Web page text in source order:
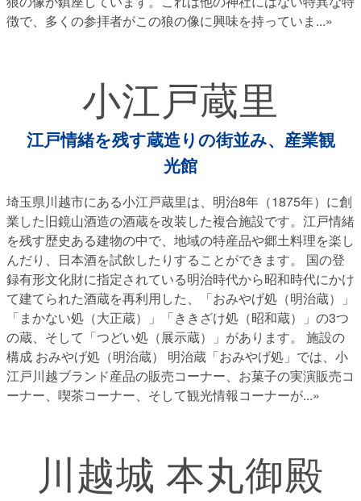
徴で、多くの参拝者がこの狼の像に興味を持っていま ...»
小江戸蔵里
江戸情緒を残す蔵造りの街並み、産業観
光館
埼玉県川越市にある小江戸蔵里は、明治8年（1875年）に創
業した旧鏡山酒造の酒蔵を改装した複合施設です。江戸情緒
を残す歴史ある建物の中で、地域の特産品や郷土料理を楽し
んだり、日本酒を試飲したりすることができます。 国の登
録有形文化財に指定されている明治時代から昭和時代にかけ
て建てられた酒蔵を再利用した、「おみやげ処（明治蔵）」
「まかない処（大正蔵）」「ききざけ処（昭和蔵）」の3つ
の蔵、そして「つどい処（展示蔵）」があります。 施設の
構成 おみやげ処（明治蔵） 明治蔵「おみやげ処」では、小
江戸川越ブランド産品の販売コーナー、お菓子の実演販売コ
ーナー、喫茶コーナー、そして観光情報コーナーが...»
川越城 本丸御殿